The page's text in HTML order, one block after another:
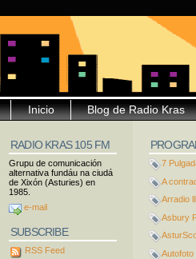
Blog de Radio Kras
Inicio
7
A
Arradio
Asbury
Autofoto
RADIO KRAS 105 FM
Grupu de comunicación
alternativa fundáu na ciudá
de Xixón (Asturies) en
1985.
e-mail
SUBSCRIBE
RSS Feed